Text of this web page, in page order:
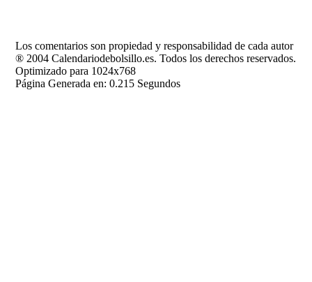
Los comentarios son propiedad y responsabilidad de cada autor
® 2004 Calendariodebolsillo.es. Todos los derechos reservados.
Optimizado para 1024x768
Página Generada en: 0.215 Segundos